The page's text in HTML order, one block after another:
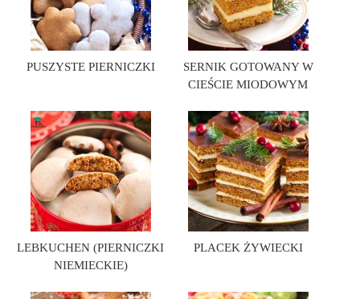
PUSZYSTE PIERNICZKI
SERNIK GOTOWANY W
CIEŚCIE MIODOWYM
LEBKUCHEN (PIERNICZKI
NIEMIECKIE)
PLACEK ŻYWIECKI